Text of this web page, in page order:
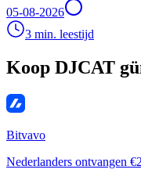
05-08-2026
3 min. leestijd
Koop DJCAT
Bitvavo
Nederlanders ontvangen